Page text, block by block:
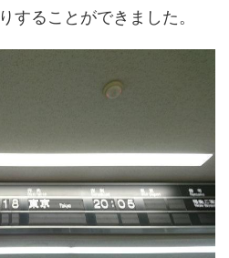
することができました。